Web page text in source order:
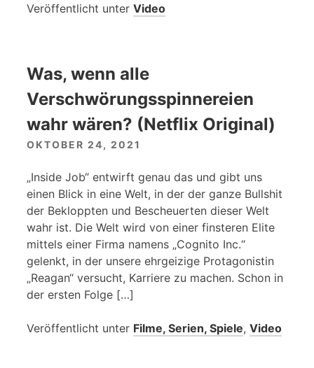
Veröffentlicht unter Video
Was, wenn alle
Verschwörungsspinnereien
wahr wären? (Netflix Original)
OKTOBER 24, 2021
„Inside Job“ entwirft genau das und gibt uns
einen Blick in eine Welt, in der der ganze Bullshit
der Bekloppten und Bescheuerten dieser Welt
wahr ist. Die Welt wird von einer finsteren Elite
mittels einer Firma namens „Cognito Inc.“
gelenkt, in der unsere ehrgeizige Protagonistin
„Reagan“ versucht, Karriere zu machen. Schon in
der ersten Folge […]
Veröffentlicht unter Filme, Serien, Spiele, Video